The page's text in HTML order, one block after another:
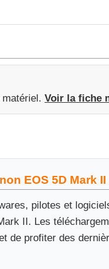
Voir la fiche
EOS 5D Mark II
pilotes et
II. Les
de profiter des